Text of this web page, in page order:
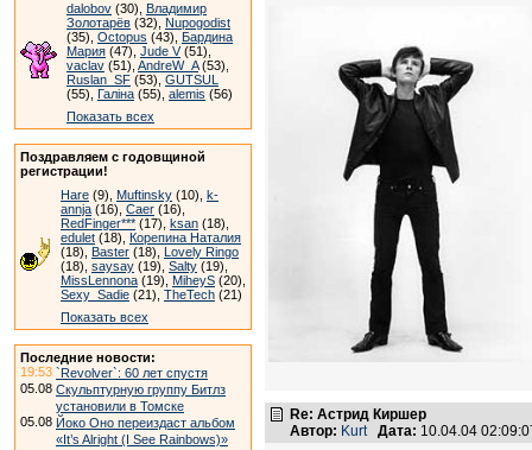
dalobov (30), Владимир
Золотарёв (32), Nupogodist
(35), Octopus (43), Бардина
Мария (47), Jude V(51),
vaclav (51), AndreW_A(53),
Ruslan_SF (53), GUTSUL
(55), Галіна (55), alemis (56)
Показать всех
Поздравляем с годовщиной
регистрации!
Hare (9), Muftinsky (10), k-
annja (16), Caer (16),
RedFinger*** (17), ksan (18),
edulet (18), Корепина Наталия
(18), Baster (18), Lovely Ringo
(18), saysay (19), Salty (19),
MissLennona (19), MiheyS (20),
Sexy_Sadie (21), TheTech (21)
Показать всех
Последние новости:
19:53 `Revolver`: 60 лет спустя
05.08 Скульптурную группу Битлз
установили в Томске
05.08 Йоко Оно переиздаст альбом
«It’s Alright (I See Rainbows)»
Re: Астрид Киршер
Автор: Kurt Дата: 10.04.04